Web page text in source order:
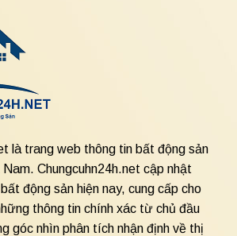
là trang web thông tin bất động sản
Chungcuhn24h.net cập nhật
động sản hiện nay, cung cấp cho
thông tin chính xác từ chủ đầu
góc nhìn phân tích nhận định về thị